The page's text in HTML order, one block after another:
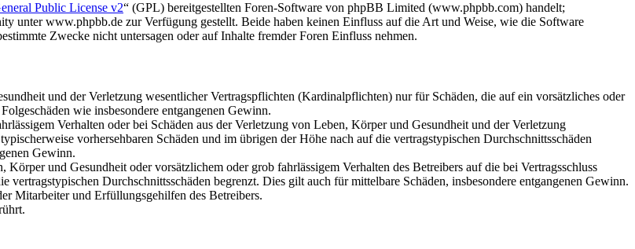
Public License v2“ (GPL) bereitgestellten Foren-Software von phpBB Limited (www.phpbb.com) handelt;
unter www.phpbb.de zur Verfügung gestellt. Beide haben keinen Einfluss auf die Art und Weise, wie die Software
Zwecke nicht untersagen oder auf Inhalte fremder Foren Einfluss nehmen.
und der Verletzung wesentlicher Vertragspflichten (Kardinalpflichten) nur für Schäden, die auf ein vorsätzliches oder
wie insbesondere entgangenen Gewinn.
Verhalten oder bei Schäden aus der Verletzung von Leben, Körper und Gesundheit und der Verletzung
vorhersehbaren Schäden und im übrigen der Höhe nach auf die vertragstypischen Durchschnittsschäden
Gewinn.
und Gesundheit oder vorsätzlichem oder grob fahrlässigem Verhalten des Betreibers auf die bei Vertragsschluss
Durchschnittsschäden begrenzt. Dies gilt auch für mittelbare Schäden, insbesondere entgangenen Gewinn.
Mitarbeiter und Erfüllungsgehilfen des Betreibers.